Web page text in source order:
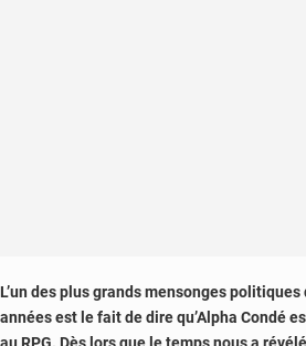
L’un des plus grands mensonges
années est le fait de dire qu’Alpha Condé